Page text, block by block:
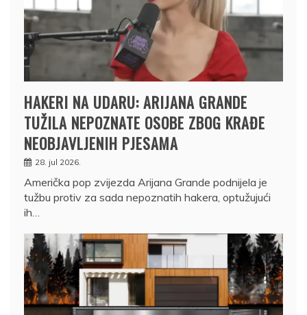
HAKERI NA UDARU: ARIJANA GRANDE
TUŽILA NEPOZNATE OSOBE ZBOG KRAĐE
NEOBJAVLJENIH PJESAMA
28. jul 2026.
Američka pop zvijezda Arijana Grande podnijela je
tužbu protiv za sada nepoznatih hakera, optužujući
ih…